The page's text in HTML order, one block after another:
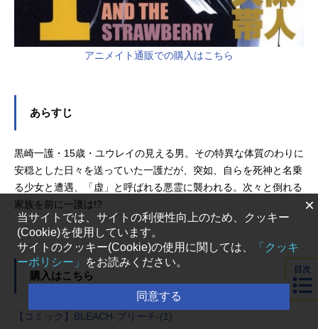
アニメイト通販での購入はこちら
あらすじ
黒崎一護・15歳・ユウレイの見える男。その特異な体質のわりに
安穏とした日々を送っていた一護だが、突如、自らを死神と名乗
る少女と遭遇、「虚」と呼ばれる悪霊に襲われる。次々と倒れる
家族を前に一護は!?
購入はこちら
【コミック】BLEACH-ブリーチ-(1)
目次
×
当サイトでは、サイトの利便性向上のため、クッキー
(Cookie)を使用しています。
サイトのクッキー(Cookie)の使用に関しては、
「クッキ
ーポリシー」
をお読みください。
同意する